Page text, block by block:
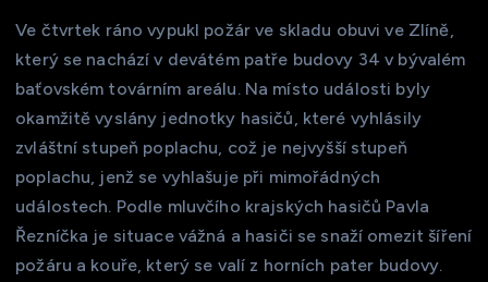
Ve čtvrtek ráno vypukl požár ve skladu obuvi ve Zlíně,
který se nachází v devátém patře budovy 34 v bývalém
baťovském továrním areálu. Na místo události byly
okamžitě vyslány jednotky hasičů, které vyhlásily
zvláštní stupeň poplachu, což je nejvyšší stupeň
poplachu, jenž se vyhlašuje při mimořádných
událostech. Podle mluvčího krajských hasičů Pavla
Řezníčka je situace vážná a hasiči se snaží omezit šíření
požáru a kouře, který se valí z horních pater budovy.